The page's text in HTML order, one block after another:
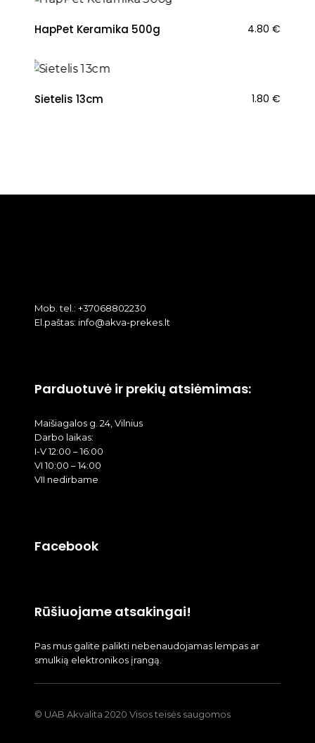
HapPet Keramika 500g 4.80 €
Sietelis 13cm 1.80 €
Mob. tel.: +37068802230
El.paštas: info@akva-prekes.lt
Parduotuvė ir prekių atsiėmimas:
Maišiagalos g. 24, Vilnius
Darbo laikas:
I-V 12:00 – 16:00
VI 10:00 – 14:00
VII nedirbame
Facebook
Rūšiuojame atsakingai!
Pas mus galite palikti nebenaudojamas lempas ar
smulkią elektronikos įrangą.
© UAB Akvalita 2020 Visos teisės saugomos